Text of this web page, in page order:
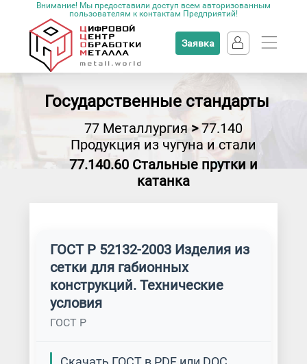
Внимание! Мы предоставили доступ всем авторизованным
пользователям к контактам Предприятий!
Заявка
Государственные стандарты
77 Металлургия >77.140
Продукция из чугуна и стали
77.140.60 Стальные прутки и
катанка
ГОСТ Р 52132-2003 Изделия из
сетки для габионных
конструкций. Технические
условия
ГОСТ Р